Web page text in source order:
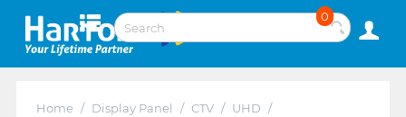
0
Home / Display Panel / CTV / UHD /